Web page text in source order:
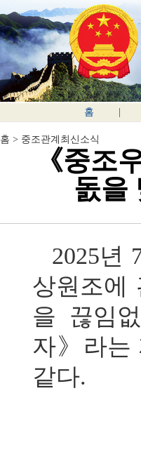
홈
홈 > 중조관계최신소식
《중조
돐을
2025년
상원조에
을 끊임
자》라는
같다.